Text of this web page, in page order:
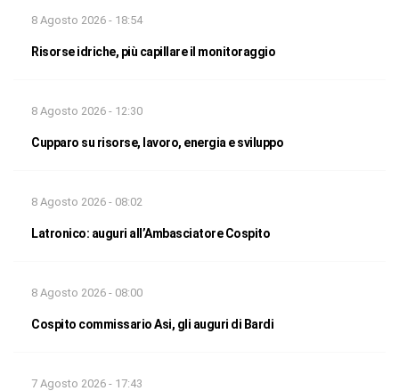
8 Agosto 2026 - 18:54
Risorse idriche, più capillare il monitoraggio
8 Agosto 2026 - 12:30
Cupparo su risorse, lavoro, energia e sviluppo
8 Agosto 2026 - 08:02
Latronico: auguri all’Ambasciatore Cospito
8 Agosto 2026 - 08:00
Cospito commissario Asi, gli auguri di Bardi
7 Agosto 2026 - 17:43